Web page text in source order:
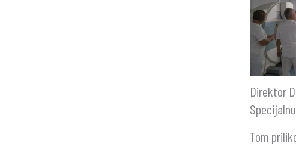
Direktor
Tom